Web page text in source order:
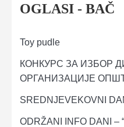
OGLASI - BAČ
Toy pudle
КОНКУРС ЗА ИЗБОР
ОРГАНИЗАЦИЈЕ
SREDNJEVEKOVNI
ODRŽANI INFO DANI –